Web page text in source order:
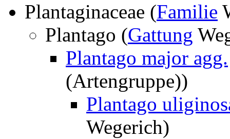
Plantaginaceae (Familie
Plantago (Gattung
Plantago major agg.
(Artengruppe))
Plantago
Wegerich)